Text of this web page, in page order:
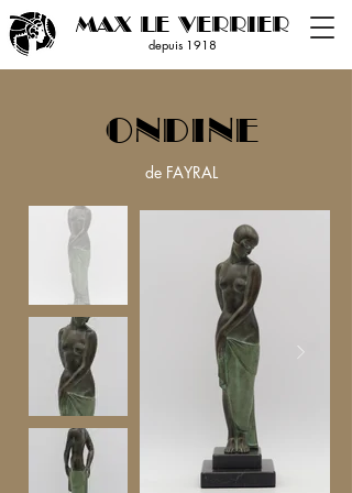
MAX LE VERRIER
depuis 1918
ONDINE
de FAYRAL